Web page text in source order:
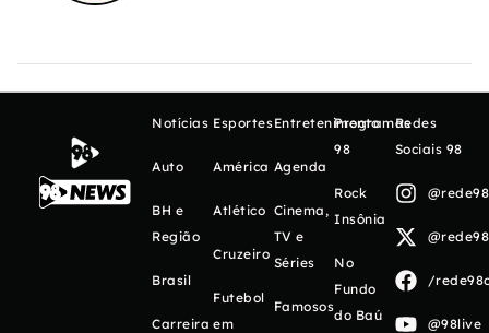
Notícias
Auto
BH e
Região
Brasil
Carreira
Esportes
América
Atlético
Cruzeiro
Futebol
em
Entretenimento
Agenda
Cinema,
TV e
Séries
Famosos
Programas
98
Rock
Insônia
No
Fundo
do Baú
Redes
Sociais 98
/
@98live